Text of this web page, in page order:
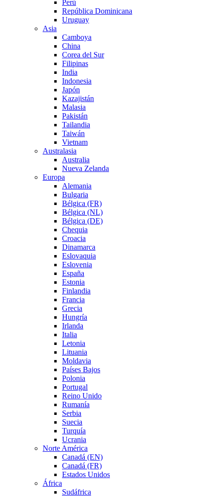
Perú
República Dominicana
Uruguay
Asia
Camboya
China
Corea del Sur
Filipinas
India
Indonesia
Japón
Kazajistán
Malasia
Pakistán
Tailandia
Taiwán
Vietnam
Australasia
Australia
Nueva Zelanda
Europa
Alemania
Bulgaria
Bélgica (FR)
Bélgica (NL)
Bélgica (DE)
Chequia
Croacia
Dinamarca
Eslovaquia
Eslovenia
España
Estonia
Finlandia
Francia
Grecia
Hungría
Irlanda
Italia
Letonia
Lituania
Moldavia
Países Bajos
Polonia
Portugal
Reino Unido
Rumanía
Serbia
Suecia
Turquía
Ucrania
Norte América
Canadá (EN)
Canadá (FR)
Estados Unidos
África
Sudáfrica